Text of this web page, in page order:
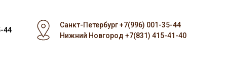
44
Санкт-Петербург +7(996) 001-35-44
Нижний Новгород +7(831) 415-41-40